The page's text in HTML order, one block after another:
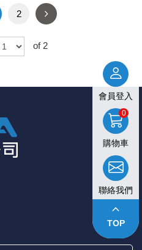
2
of 2
會員登入
購物車
0
聯絡我們
keyboard_arrow_up
TOP